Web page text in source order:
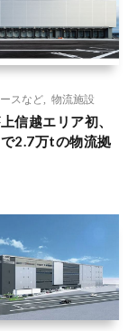
スなど
物流施設
信越エリア初、
2.7万tの物流拠